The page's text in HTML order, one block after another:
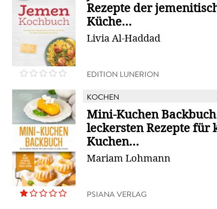
Rezepte der
Küche...
Livia Al-Haddad
EDITION LUNERION
KOCHEN
Mini-Kuchen
leckersten Rezepte für
Kuchen...
Mariam Lohmann
PSIANA VERLAG